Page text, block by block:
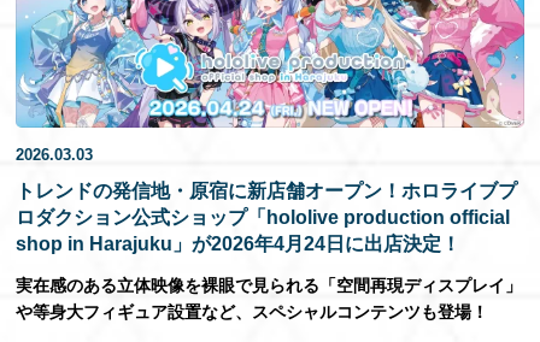
MUSIC
GOODS
SPECIAL
EN
2026.03.03
トレンドの発信地・原宿に新店舗オープン！ホロライブプ
ロダクション公式ショップ「hololive production official
shop in Harajuku」が2026年4月24日に出店決定！
実在感のある立体映像を裸眼で見られる「空間再現ディスプレイ」
や等身大フィギュア設置など、スペシャルコンテンツも登場！